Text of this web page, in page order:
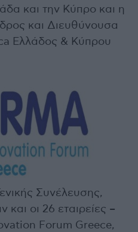
και την Κύπρο και η
και Διευθύνουσα
Ελλάδος & Κύπρου
Συνέλευσης,
και οι 26 εταιρείες –
Forum Greece,